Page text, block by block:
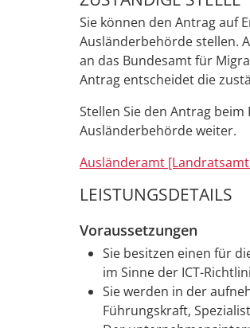
Sie können den Antrag auf
Ausländerbehörde stellen.
an das Bundesamt für
Antrag entscheidet die
Stellen Sie den Antrag
Ausländerbehörde weiter.
Ausländeramt
LEISTUNGSDETAILS
Voraussetzungen
Sie besitzen einen für
im Sinne der ICT-
Sie werden in der
Führungskraft,